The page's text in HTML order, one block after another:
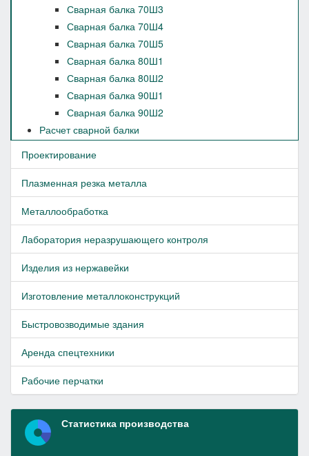
Сварная балка 70Ш3
Сварная балка 70Ш4
Сварная балка 70Ш5
Сварная балка 80Ш1
Сварная балка 80Ш2
Сварная балка 90Ш1
Сварная балка 90Ш2
Расчет сварной балки
Проектирование
Плазменная резка металла
Металлообработка
Лаборатория неразрушающего контроля
Изделия из нержавейки
Изготовление металлоконструкций
Быстровозводимые здания
Аренда спецтехники
Рабочие перчатки
Статистика производства